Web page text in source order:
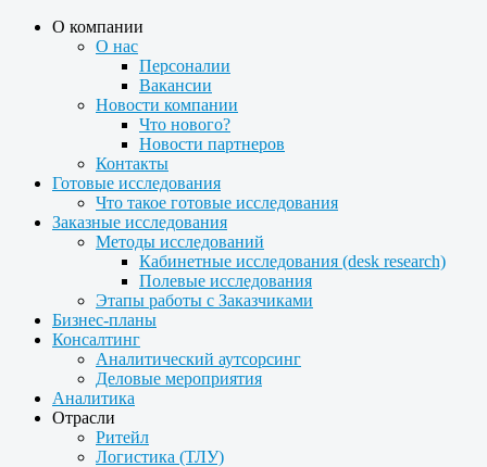
О компании
О нас
Персоналии
Вакансии
Новости компании
Что нового?
Новости партнеров
Контакты
Готовые исследования
Что такое готовые исследования
Заказные исследования
Методы исследований
Кабинетные исследования (desk research)
Полевые исследования
Этапы работы с Заказчиками
Бизнес-планы
Консалтинг
Аналитический аутсорсинг
Деловые мероприятия
Аналитика
Отрасли
Ритейл
Логистика (ТЛУ)